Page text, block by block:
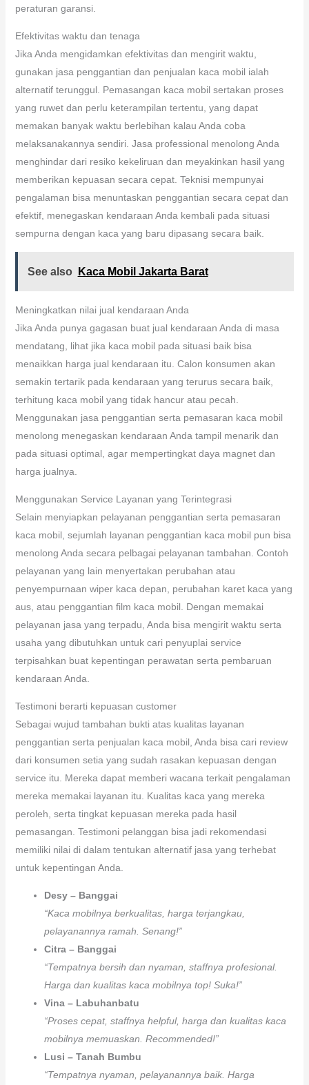
peraturan garansi.
Efektivitas waktu dan tenaga
Jika Anda mengidamkan efektivitas dan mengirit waktu,
gunakan jasa penggantian dan penjualan kaca mobil ialah
alternatif terunggul. Pemasangan kaca mobil sertakan proses
yang ruwet dan perlu keterampilan tertentu, yang dapat
memakan banyak waktu berlebihan kalau Anda coba
melaksanakannya sendiri. Jasa professional menolong Anda
menghindar dari resiko kekeliruan dan meyakinkan hasil yang
memberikan kepuasan secara cepat. Teknisi mempunyai
pengalaman bisa menuntaskan penggantian secara cepat dan
efektif, menegaskan kendaraan Anda kembali pada situasi
sempurna dengan kaca yang baru dipasang secara baik.
See also Kaca Mobil Jakarta Barat
Meningkatkan nilai jual kendaraan Anda
Jika Anda punya gagasan buat jual kendaraan Anda di masa
mendatang, lihat jika kaca mobil pada situasi baik bisa
menaikkan harga jual kendaraan itu. Calon konsumen akan
semakin tertarik pada kendaraan yang terurus secara baik,
terhitung kaca mobil yang tidak hancur atau pecah.
Menggunakan jasa penggantian serta pemasaran kaca mobil
menolong menegaskan kendaraan Anda tampil menarik dan
pada situasi optimal, agar mempertingkat daya magnet dan
harga jualnya.
Menggunakan Service Layanan yang Terintegrasi
Selain menyiapkan pelayanan penggantian serta pemasaran
kaca mobil, sejumlah layanan penggantian kaca mobil pun bisa
menolong Anda secara pelbagai pelayanan tambahan. Contoh
pelayanan yang lain menyertakan perubahan atau
penyempurnaan wiper kaca depan, perubahan karet kaca yang
aus, atau penggantian film kaca mobil. Dengan memakai
pelayanan jasa yang terpadu, Anda bisa mengirit waktu serta
usaha yang dibutuhkan untuk cari penyuplai service
terpisahkan buat kepentingan perawatan serta pembaruan
kendaraan Anda.
Testimoni berarti kepuasan customer
Sebagai wujud tambahan bukti atas kualitas layanan
penggantian serta penjualan kaca mobil, Anda bisa cari review
dari konsumen setia yang sudah rasakan kepuasan dengan
service itu. Mereka dapat memberi wacana terkait pengalaman
mereka memakai layanan itu. Kualitas kaca yang mereka
peroleh, serta tingkat kepuasan mereka pada hasil
pemasangan. Testimoni pelanggan bisa jadi rekomendasi
memiliki nilai di dalam tentukan alternatif jasa yang terhebat
untuk kepentingan Anda.
Desy – Banggai
“Kaca mobilnya berkualitas, harga terjangkau,
pelayanannya ramah. Senang!”
Citra – Banggai
“Tempatnya bersih dan nyaman, staffnya profesional.
Harga dan kualitas kaca mobilnya top! Suka!”
Vina – Labuhanbatu
“Proses cepat, staffnya helpful, harga dan kualitas kaca
mobilnya memuaskan. Recommended!”
Lusi – Tanah Bumbu
“Tempatnya nyaman, pelayanannya baik. Harga